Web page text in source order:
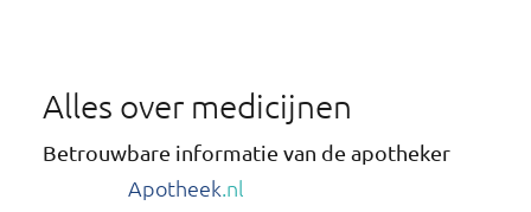
Alles over medicijnen
Betrouwbare informatie van de apotheker
Apotheek.nl